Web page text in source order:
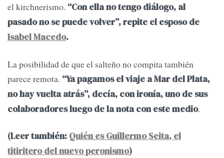
el kirchnerismo. “Con ella no tengo diálogo, al
pasado no se puede volver”, repite el esposo de
Isabel Macedo.
La posibilidad de que el salteño no compita también
parece remota. “Ya pagamos el viaje a Mar del Plata,
no hay vuelta atrás”, decía, con ironía, uno de sus
colaboradores luego de la nota con este medio.
(Leer también: Quién es Guillermo Seita, el
titiritero del nuevo peronismo)